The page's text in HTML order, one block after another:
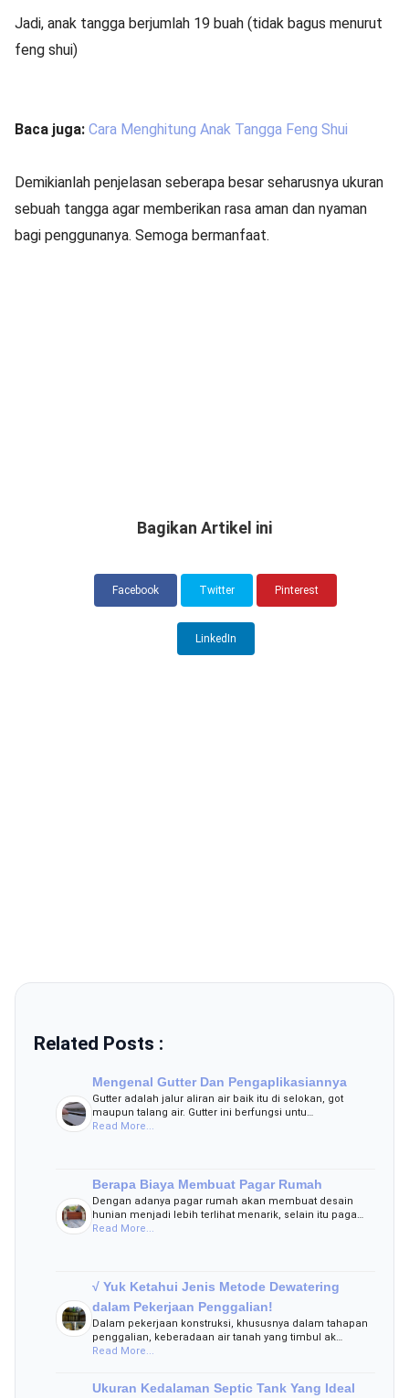
Jadi, anak tangga berjumlah 19 buah (tidak bagus menurut
feng shui)
Baca juga: Cara Menghitung Anak Tangga Feng Shui
Demikianlah penjelasan seberapa besar seharusnya ukuran
sebuah tangga agar memberikan rasa aman dan nyaman
bagi penggunanya. Semoga bermanfaat.
Bagikan Artikel ini
Facebook Twitter Pinterest
LinkedIn
Related Posts :
Mengenal Gutter Dan Pengaplikasiannya
Gutter adalah jalur aliran air baik itu di selokan, got
maupun talang air. Gutter ini berfungsi untu…
Read More...
Berapa Biaya Membuat Pagar Rumah
Dengan adanya pagar rumah akan membuat desain
hunian menjadi lebih terlihat menarik, selain itu paga…
Read More...
√ Yuk Ketahui Jenis Metode Dewatering
dalam Pekerjaan Penggalian!
Dalam pekerjaan konstruksi, khususnya dalam tahapan
penggalian, keberadaan air tanah yang timbul ak…
Read More...
Ukuran Kedalaman Septic Tank Yang Ideal